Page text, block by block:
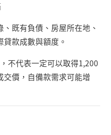
既有負債、房屋所在地、
款成數與額度。
不代表一定可以取得1,200
價，自備款需求可能增